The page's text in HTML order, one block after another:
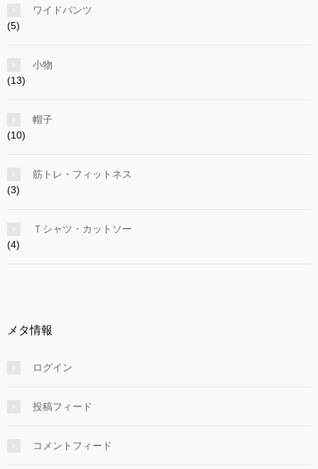
ワイドパンツ
(5)
小物
(13)
帽子
(10)
筋トレ・フィットネス
(3)
Ｔシャツ・カットソー
(4)
メタ情報
ログイン
投稿フィード
コメントフィード